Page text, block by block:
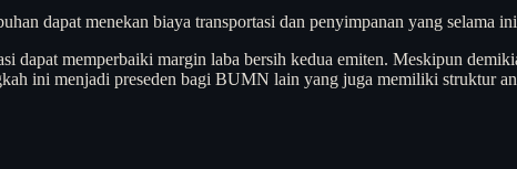
dapat menekan biaya transportasi dan penyimpanan yang selama
dapat memperbaiki margin laba bersih kedua emiten. Meskipun
ini menjadi preseden bagi BUMN lain yang juga memiliki struktur